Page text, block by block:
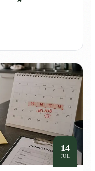
14
JUL